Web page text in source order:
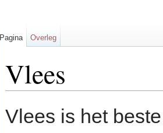
Vlees
Vlees is het
Pagina Overleg